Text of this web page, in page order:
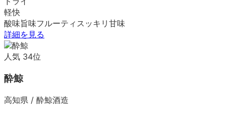
軽快
酸味旨味フルーティ スッキリ 甘味
詳細を見る
人気 34位
酔鯨
高知県 / 酔鯨酒造